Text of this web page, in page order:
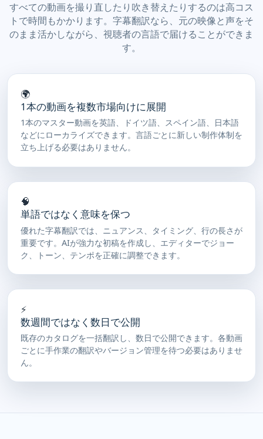
すべての動画を撮り直したり吹き替えたりするのは高コス
トで時間もかかります。字幕翻訳なら、元の映像と声をそ
のまま活かしながら、視聴者の言語で届けることができま
す。
🌍
1本の動画を複数市場向けに展開
1本のマスター動画を英語、ドイツ語、スペイン語、日本語
などにローカライズできます。言語ごとに新しい制作体制を
立ち上げる必要はありません。
🧠
単語ではなく意味を保つ
優れた字幕翻訳では、ニュアンス、タイミング、行の長さが
重要です。AIが強力な初稿を作成し、エディターでジョー
ク、トーン、テンポを正確に調整できます。
⚡
数週間ではなく数日で公開
既存のカタログを一括翻訳し、数日で公開できます。各動画
ごとに手作業の翻訳やバージョン管理を待つ必要はありませ
ん。